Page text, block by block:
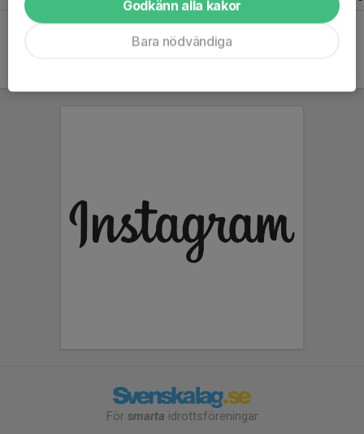
För smarta idrottsföreningar
Godkänn alla kakor
Bara nödvändiga